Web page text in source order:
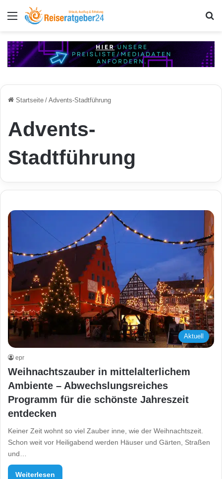
Menü
Startseite / Advents-Stadtführung
Advents-
Stadtführung
Aktuell
epr
Weihnachtszauber in mittelalterlichem
Ambiente – Abwechslungsreiches
Programm für die schönste Jahreszeit
entdecken
Keiner Zeit wohnt so viel Zauber inne, wie der Weihnachtszeit.
Schon weit vor Heiligabend werden Häuser und Gärten, Straßen
und…
Weiterlesen